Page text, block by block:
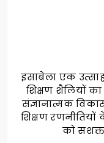
इसाबेला एक
शिक्षण शैलियों
संज्ञानात्मक
शिक्षण रणनीतियों
को